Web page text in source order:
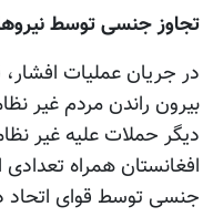
تجاوز جنسی توسط
در جریان عملیات
بیرون راندن مردم غیر
دیگر حملات علیه غیر
افغانستان همراه
جنسی توسط قوای اتحاد